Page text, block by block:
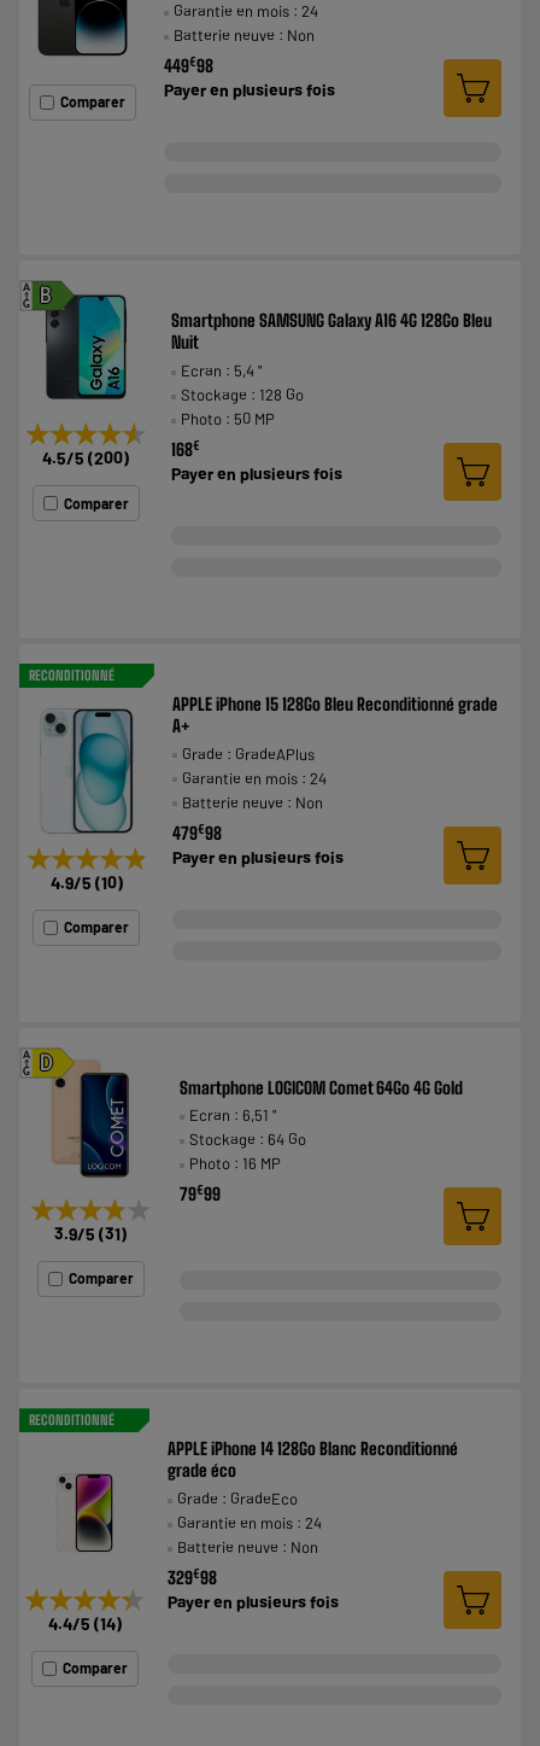
Comparer
Garantie en mois : 24
Batterie neuve : Non
449€98
Payer en plusieurs fois
B
A
G
★★★★★
★★★★★
4.5/5 (200)
Comparer
Smartphone SAMSUNG Galaxy A16 4G 128Go Bleu
Nuit
Ecran : 5,4 "
Stockage : 128 Go
Photo : 50 MP
168€
Payer en plusieurs fois
RECONDITIONNÉ
★★★★★
★★★★★
4.9/5 (10)
Comparer
APPLE iPhone 15 128Go Bleu Reconditionné grade
A+
Grade : GradeAPlus
Garantie en mois : 24
Batterie neuve : Non
479€98
Payer en plusieurs fois
D
A
G
★★★★★
★★★★★
3.9/5 (31)
Comparer
Smartphone LOGICOM Comet 64Go 4G Gold
Ecran : 6,51 "
Stockage : 64 Go
Photo : 16 MP
79€99
RECONDITIONNÉ
★★★★★
★★★★★
4.4/5 (14)
Comparer
APPLE iPhone 14 128Go Blanc Reconditionné
grade éco
Grade : GradeEco
Garantie en mois : 24
Batterie neuve : Non
329€98
Payer enplusieurs fois